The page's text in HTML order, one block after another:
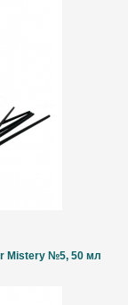
Mistery №5, 50 мл